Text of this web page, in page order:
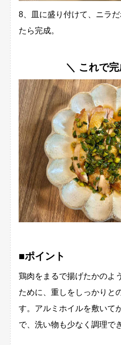
8、皿に盛り付けて、ニラ
たら完成。
＼ これで
■ポイント
鶏肉をまるで揚げたかのよ
ために、重しをしっかりと
す。アルミホイルを敷いて
で、洗い物も少なく調理で